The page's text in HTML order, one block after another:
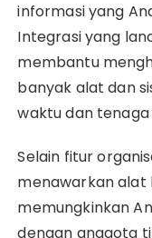
informasi yang
Integrasi yang
membantu
banyak alat dan
waktu dan
Selain fitur
menawarkan alat
memungkinkan
dengan anggota